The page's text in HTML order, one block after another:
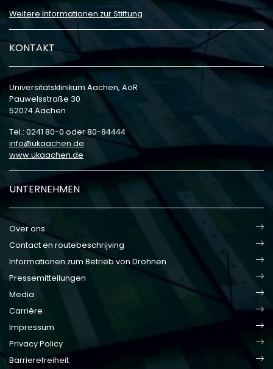
Weitere Informationen zur Stiftung
KONTAKT
Universitätsklinikum Aachen, AöR
Pauwelsstraße 30
52074 Aachen
Tel.: 0241 80-0 oder 80-84444
info
ukaachen de
www.ukaachen.de
UNTERNEHMEN
Over ons
Contact en routebeschrijving
Informationen zum Betrieb von Drohnen
Pressemitteilungen
Media
Carrière
Impressum
Privacy Policy
Barrierefreiheit